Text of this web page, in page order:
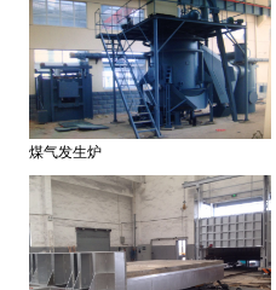
煤气发生炉